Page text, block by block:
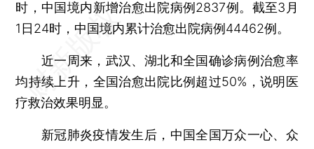
时，中国境内新增治愈出院病例2837例。截至3月
1日24时，中国境内累计治愈出院病例44462例。
近一周来，武汉、湖北和全国确诊病例治愈率
均持续上升，全国治愈出院比例超过50%，说明医
疗救治效果明显。
新冠肺炎疫情发生后，中国全国万众一心、众